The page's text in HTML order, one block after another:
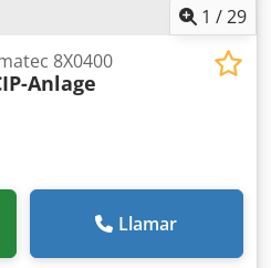
1 /29
8X0400
Anlage
Llamar